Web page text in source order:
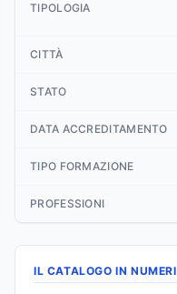
TIPOLOGIA
CITTÀ
STATO
DATA ACCREDITAMENTO
TIPO FORMAZIONE
PROFESSIONI
IL CATALOGO IN NUMERI